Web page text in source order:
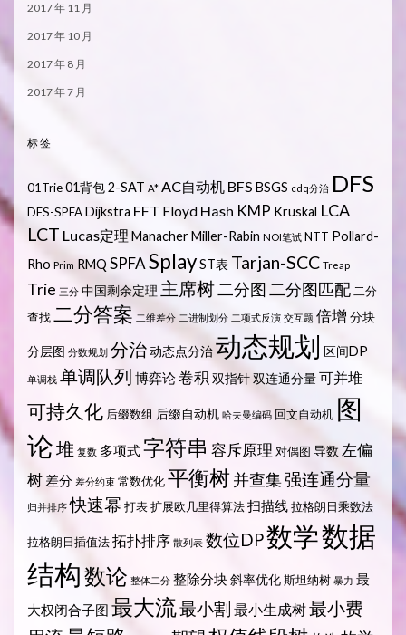
2017 年 11 月
2017 年 10 月
2017 年 8 月
2017 年 7 月
标签
01Trie01背包2-SAT A* AC自动机 BFS BSGS cdq分治 DFS
DFS-SPFADijkstra FFT Floyd Hash KMP Kruskal LCA
LCT Lucas定理 ManacherMiller-Rabin NOI笔试 NTT Pollard-
Rho Prim RMQ SPFASplayST表 Tarjan-SCC Treap
Trie 三分 中国剩余定理 主席树二分图 二分图匹配二分
查找二分答案 二维差分 二进制划分 二项式反演 交互题 倍增 分块
分层图 分数规划 分治动态点分治动态规划 区间DP
单调栈 单调队列 博弈论卷积 双指针双连通分量可并堆
可持久化 后缀数组 后缀自动机 哈夫曼编码 回文自动机 图
论堆 复数 多项式字符串 容斥原理 对偶图 导数 左偏
树 差分 差分约束 常数优化平衡树并查集强连通分量
归并排序 快速幂 打表扩展欧几里得算法扫描线拉格朗日乘数法
拉格朗日插值法拓扑排序 散列表 数位DP数学数据
结构数论 整体二分 整除分块斜率优化斯坦纳树 暴力 最
大权闭合子图 最大流最小割 最小生成树最小费